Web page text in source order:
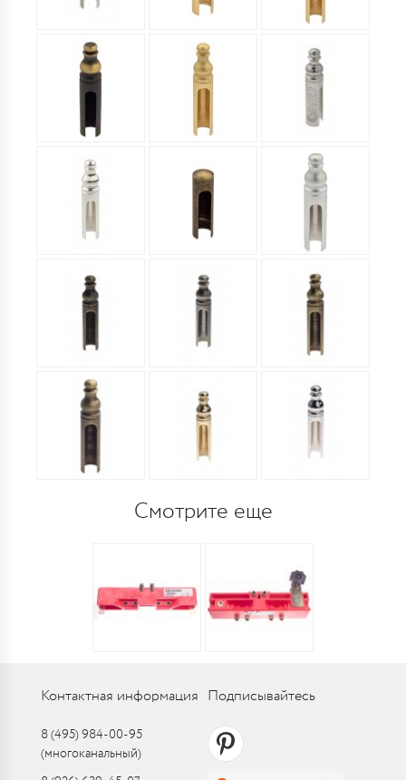
Смотрите еще
Контактная информация
8 (495) 984-00-95
(многоканальный)
Подписывайтесь